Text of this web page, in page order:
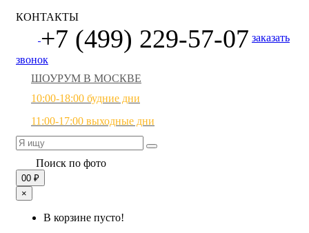
КОНТАКТЫ
+7 (499) 229-57-07 заказать
звонок
ШОУРУМ В МОСКВЕ
10:00-18:00 будние дни
11:00-17:00 выходные дни
Поиск по фото
00 ₽
×
В корзине пусто!